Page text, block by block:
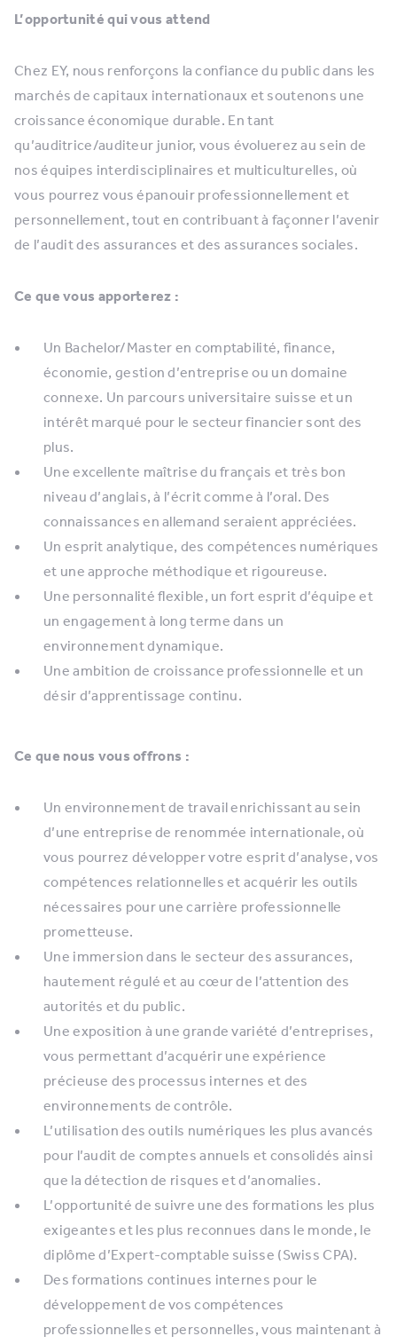
L’opportunité qui vous attend
Chez EY, nous renforçons la confiance du public dans les
marchés de capitaux internationaux et soutenons une
croissance économique durable. En tant
qu’auditrice/auditeur junior, vous évoluerez au sein de
nos équipes interdisciplinaires et multiculturelles, où
vous pourrez vous épanouir professionnellement et
personnellement, tout en contribuant à façonner l’avenir
de l’audit des assurances et des assurances sociales.
Ce que vous apporterez :
Un Bachelor/Master en comptabilité, finance,
économie, gestion d’entreprise ou un domaine
connexe. Un parcours universitaire suisse et un
intérêt marqué pour le secteur financier sont des
plus.
Une excellente maîtrise du français et très bon
niveau d’anglais, à l’écrit comme à l’oral. Des
connaissances en allemand seraient appréciées.
Un esprit analytique, des compétences numériques
et une approche méthodique et rigoureuse.
Une personnalité flexible, un fort esprit d’équipe et
un engagement à long terme dans un
environnement dynamique.
Une ambition de croissance professionnelle et un
désir d’apprentissage continu.
Ce que nous vous offrons :
Un environnement de travail enrichissant au sein
d’une entreprise de renommée internationale, où
vous pourrez développer votre esprit d’analyse, vos
compétences relationnelles et acquérir les outils
nécessaires pour une carrière professionnelle
prometteuse.
Une immersion dans le secteur des assurances,
hautement régulé et au cœur de l’attention des
autorités et du public.
Une exposition à une grande variété d’entreprises,
vous permettant d’acquérir une expérience
précieuse des processus internes et des
environnements de contrôle.
L’utilisation des outils numériques les plus avancés
pour l’audit de comptes annuels et consolidés ainsi
que la détection de risques et d’anomalies.
L’opportunité de suivre une des formations les plus
exigeantes et les plus reconnues dans le monde, le
diplôme d’Expert-comptable suisse (Swiss CPA).
Des formations continues internes pour le
développement de vos compétences
professionnelles et personnelles, vous maintenant à